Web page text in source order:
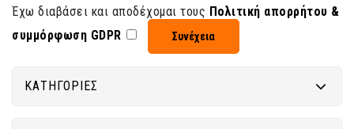
Έχω διαβάσει και αποδέχομαι τους Πολιτική απορρήτου &
συμμόρφωση GDPR
ΚΑΤΗΓΟΡΊΕΣ